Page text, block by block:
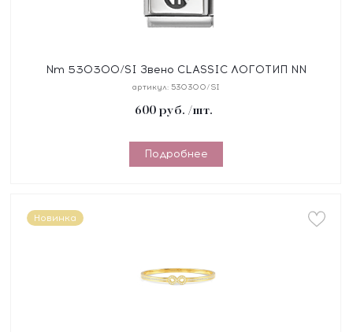
Nm 530300/SI Звено CLASSIC ЛОГОТИП NN
сталь/серебро 925°
артикул: 530300/SI
600 руб. /шт.
Подробнее
Новинка